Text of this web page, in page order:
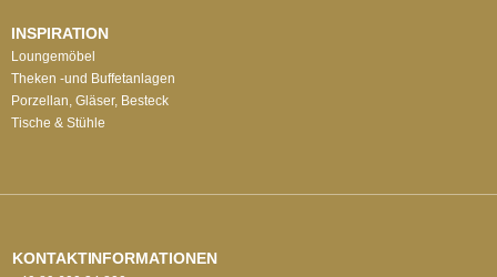
INSPIRATION
Loungemöbel
Theken -und Buffetanlagen
Porzellan, Gläser, Besteck
Tische & Stühle
KONTAKTINFORMATIONEN